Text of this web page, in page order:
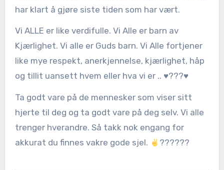
har klart å gjøre siste tiden som har vært.
Vi ALLE er like verdifulle. Vi Alle er barn av
Kjærlighet. Vi alle er Guds barn. Vi Alle fortjener
like mye respekt, anerkjennelse, kjærlighet, håp
og tillit uansett hvem eller hva vi er .. ♥️???♥️
Ta godt vare på de mennesker som viser sitt
hjerte til deg og ta godt vare på deg selv. Vi alle
trenger hverandre. Så takk nok engang for
akkurat du finnes vakre gode sjel.
??????